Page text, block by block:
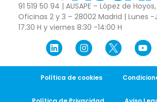
91 519 50 94 | AUSAPE – López de Hoyos,
Oficinas 2 y 3 – 28002 Madrid | Lunes -
17:30 H y viernes 8:30 -14:00 H
Política de cookies